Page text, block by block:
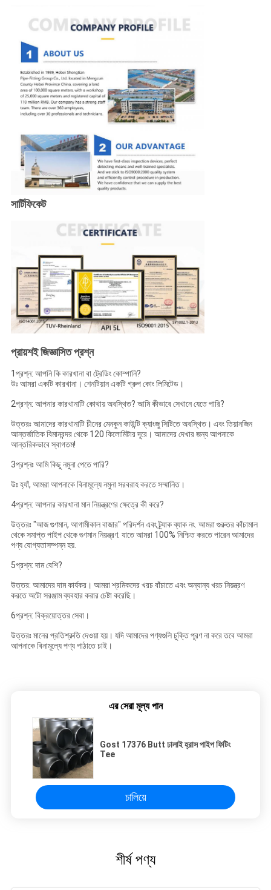
সার্টিফিকেট
প্রায়শই জিজ্ঞাসিত প্রশ্ন
1প্রশ্ন: আপনি কি কারখানা বা ট্রেডিং কোম্পানি?
উঃ আমরা একটি কারখানা। শেনটিয়ান একটি গ্রুপ কোং লিমিটেড।
2প্রশ্ন: আপনার কারখানাটি কোথায় অবস্থিত? আমি কীভাবে সেখানে যেতে পারি?
উত্তরঃ আমাদের কারখানাটি চীনের মেনকুন কাউন্টি ক্যাংজু সিটিতে অবস্থিত। এবং তিয়ানজিন
আন্তর্জাতিক বিমানবন্দর থেকে 120 কিলোমিটার দূরে। আমাদের দেখার জন্য আপনাকে
আন্তরিকভাবে স্বাগতম!
3প্রশ্নঃ আমি কিছু নমুনা পেতে পারি?
উঃ হ্যাঁ, আমরা আপনাকে বিনামূল্যে নমুনা সরবরাহ করতে সম্মানিত।
4প্রশ্ন: আপনার কারখানা মান নিয়ন্ত্রণের ক্ষেত্রে কী করে?
উত্তরঃ "আজ গুণমান, আগামীকাল বাজার" পরিদর্শন এবং ট্র্যাক ব্যাক নং. আমরা গুরুতর কাঁচামাল
থেকে সমাপ্ত পাইপ থেকে গুণমান নিয়ন্ত্রণ. যাতে আমরা 100% নিশ্চিত করতে পারেন আমাদের
পণ্য যোগ্যতাসম্পন্ন হয়.
5প্রশ্ন: দাম বেশি?
উত্তর: আমাদের দাম কার্যকর। আমরা শ্রমিকদের খরচ বাঁচাতে এবং অন্যান্য খরচ নিয়ন্ত্রণ
করতে অটো সরঞ্জাম ব্যবহার করার চেষ্টা করেছি।
6প্রশ্ন: বিক্রয়োত্তর সেবা।
উত্তরঃ মানের প্রতিশ্রুতি দেওয়া হয়। যদি আমাদের পণ্যগুলি চুক্তি পূরণ না করে তবে আমরা
আপনাকে বিনামূল্যে পণ্য পাঠাতে চাই।
এর সেরা মূল্য পান
Gost 17376 Butt ঢালাই হ্রাস পাইপ ফিটিং
Tee
চালিয়ে
শীর্ষ পণ্য